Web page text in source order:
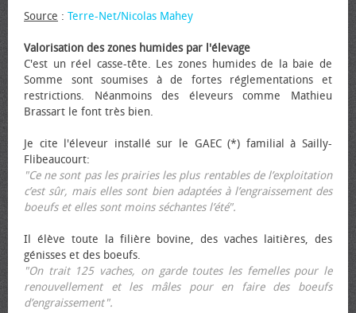
Source : Terre-Net/Nicolas Mahey
Valorisation des zones humides par l'élevage
C'est un réel casse-tête. Les zones humides de la baie de
Somme sont soumises à de fortes réglementations et
restrictions. Néanmoins des éleveurs comme Mathieu
Brassart le font très bien.
Je cite l'éleveur installé sur le GAEC (*) familial à Sailly-
Flibeaucourt:
"Ce ne sont pas les prairies les plus rentables de l’exploitation
c’est sûr, mais elles sont bien adaptées à l’engraissement des
bœufs et elles sont moins séchantes l’été".
Il élève toute la filière bovine, des vaches laitières, des
génisses et des bœufs.
"On trait 125 vaches, on garde toutes les femelles pour le
renouvellement et les mâles pour en faire des bœufs
d’engraissement".